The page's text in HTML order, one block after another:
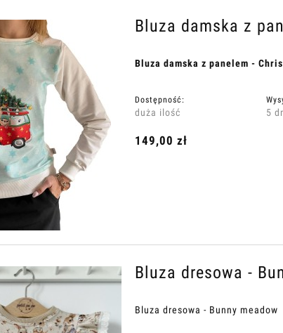
Bluza damska z
Bluza damska z panelem -
Dostępność:
duża ilość 5
149,00 zł
Bluza dresowa -
Bluza dresowa - Bunny meadow